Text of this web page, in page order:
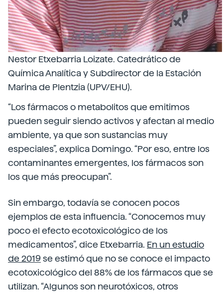
Nestor Etxebarria Loizate. Catedrático de
Química Analítica y Subdirector de la Estación
Marina de Plentzia (UPV/EHU).
“Los fármacos o metabolitos que emitimos
pueden seguir siendo activos y afectan al medio
ambiente, ya que son sustancias muy
especiales”, explica Domingo. “Por eso, entre los
contaminantes emergentes, los fármacos son
los que más preocupan”.
Sin embargo, todavía se conocen pocos
ejemplos de esta influencia. “Conocemos muy
poco el efecto ecotoxicológico de los
medicamentos”, dice Etxebarria. En un estudio
de 2019se estimó que no se conoce el impacto
ecotoxicológico del 88% de los fármacos que se
utilizan. “Algunos son neurotóxicos, otros